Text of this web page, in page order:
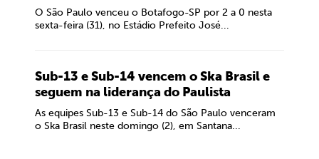
O São Paulo venceu o Botafogo-SP por 2 a 0 nesta
sexta-feira (31), no Estádio Prefeito José...
Sub-13 e Sub-14 vencem o Ska Brasil e
seguem na liderança do Paulista
As equipes Sub-13 e Sub-14 do São Paulo venceram
o Ska Brasil neste domingo (2), em Santana...